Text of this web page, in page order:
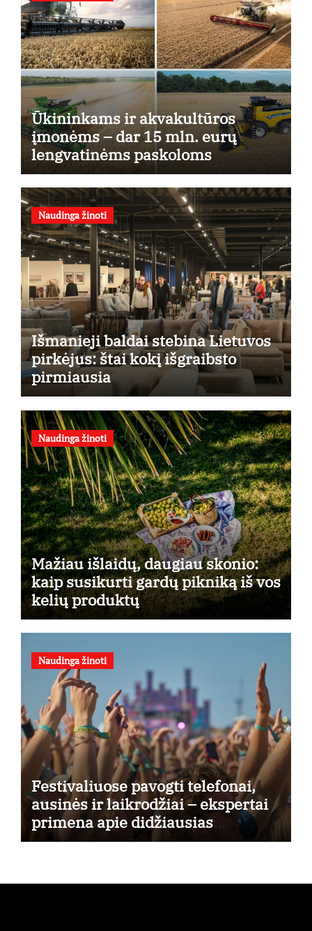
Ūkininkams ir akvakultūros
įmonėms – dar 15 mln. eurų
lengvatinėms paskoloms
Naudinga žinoti
Išmanieji baldai stebina Lietuvos
pirkėjus: štai kokį išgraibsto
pirmiausia
Naudinga žinoti
Mažiau išlaidų, daugiau skonio:
kaip susikurti gardų pikniką iš vos
kelių produktų
Naudinga žinoti
Festivaliuose pavogti telefonai,
ausinės ir laikrodžiai – ekspertai
primena apie didžiausias
finansines rizikas